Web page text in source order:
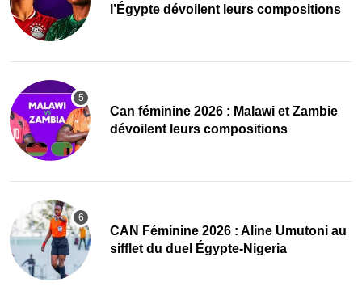
l’Égypte dévoilent leurs compositions
‎Can féminine 2026 : Malawi et Zambie
dévoilent leurs compositions
‎CAN Féminine 2026 : Aline Umutoni au
sifflet du duel Égypte-Nigeria